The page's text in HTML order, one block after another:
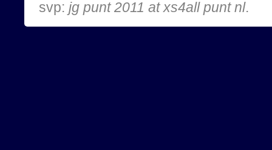
svp: jg punt 2011 at xs4all punt nl.